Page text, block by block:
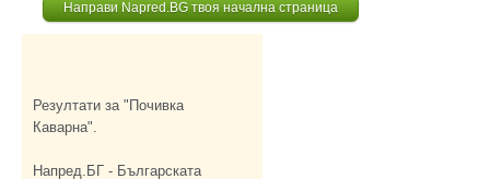
Направи Napred.BG твоя начална страница
Резултати за "Почивка
Каварна".
Напред.БГ - Българската